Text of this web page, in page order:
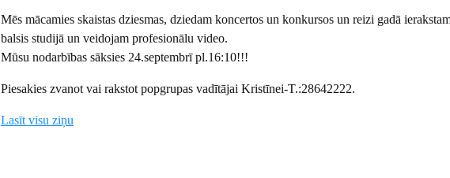
Mēs mācamies skaistas dziesmas, dziedam koncertos un konkursos un reizi gadā
balsis studijā un veidojam profesionālu video.
Mūsu nodarbības sāksies 24.septembrī pl.16:10!!!
Piesakies zvanot vai rakstot popgrupas vadītājai Kristīnei-T.:28642222.
Lasīt visu ziņu